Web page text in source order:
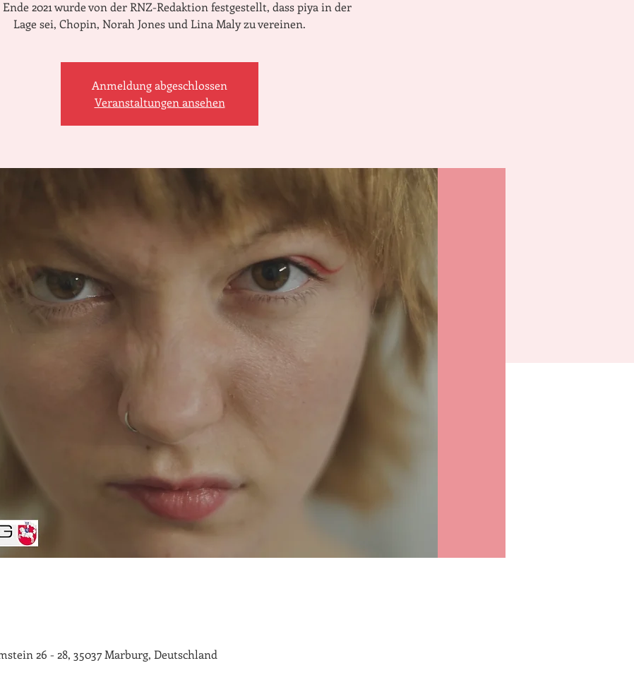
2021 wurde von der RNZ-Redaktion festgestellt, dass piya in der
Lage sei, Chopin, Norah Jones und Lina Maly zu vereinen.
Anmeldung abgeschlossen
Veranstaltungen ansehen
26 - 28, 35037 Marburg, Deutschland